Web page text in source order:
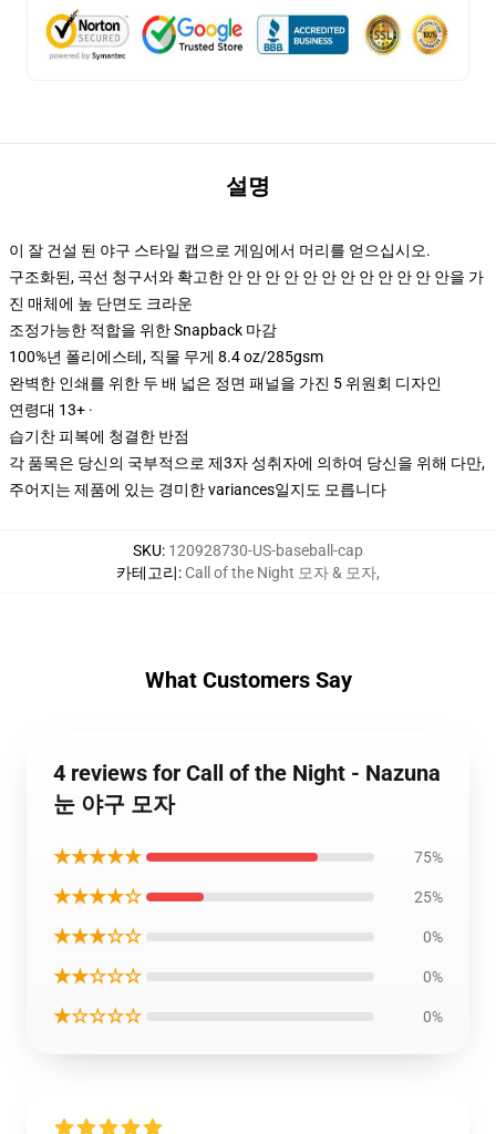
설명
이 잘 건설 된 야구 스타일 캡으로 게임에서 머리를 얻으십시오.
구조화된, 곡선 청구서와 확고한 안 안 안 안 안 안 안 안 안 안 안 안을 가
진 매체에 높 단면도 크라운
조정가능한 적합을 위한 Snapback 마감
100%년 폴리에스테, 직물 무게 8.4 oz/285gsm
완벽한 인쇄를 위한 두 배 넓은 정면 패널을 가진 5 위원회 디자인
연령대 13+ ·
습기찬 피복에 청결한 반점
각 품목은 당신의 국부적으로 제3자 성취자에 의하여 당신을 위해 다만,
주어지는 제품에 있는 경미한 variances일지도 모릅니다
SKU: 120928730-US-baseball-cap
카테고리: Call of the Night 모자 & 모자,
What Customers Say
4 reviews for Call of the Night - Nazuna
눈 야구 모자
★★★★★ 75%
★★★★☆ 25%
★★★☆☆ 0%
★★☆☆☆ 0%
★☆☆☆☆ 0%